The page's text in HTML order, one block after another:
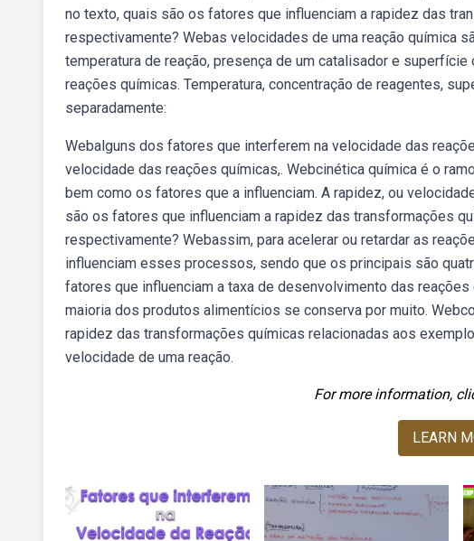
no texto, quais são os fatores que influenciam a rapidez das
respectivamente? Webas velocidades de uma reação química
temperatura de reação, presença de um catalisador e
reações químicas. Temperatura, concentração de reagentes,
separadamente:
Webalguns dos fatores que interferem na velocidade das
velocidade das reações químicas,. Webcinética química é o
bem como os fatores que a influenciam. A rapidez, ou
são os fatores que influenciam a rapidez das transformações
respectivamente? Webassim, para acelerar ou retardar as
influenciam esses processos, sendo que os principais são
fatores que influenciam a taxa de desenvolvimento das
maioria dos produtos alimentícios se conserva por muito.
rapidez das transformações químicas relacionadas aos
velocidade de uma reação.
For more information,
LEARN